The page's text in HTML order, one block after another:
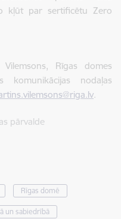
kļūt par sertificētu Zero
Rīgas domes
komunikācijas nodaļas
.
pārvalde
Rīgas domē
un sabiedrībā